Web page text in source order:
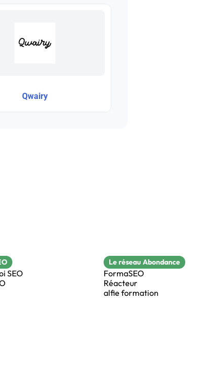
Qwairy
SEO
Le réseau Abondance
FormaSEO
Réacteur
alfie formation